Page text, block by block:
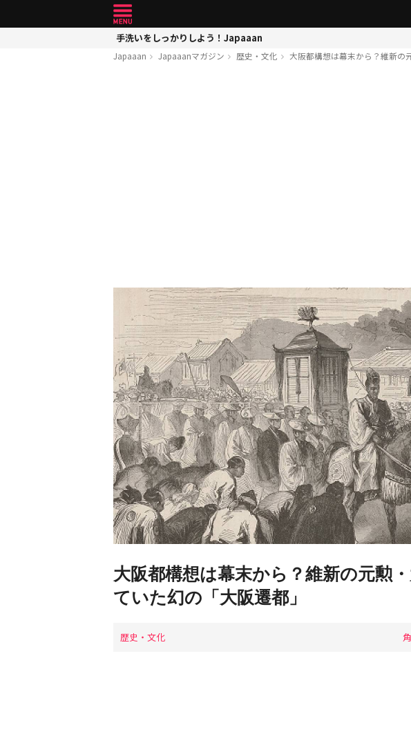
手洗いをしっかりしよう！Japaaan
Japaaan Japaaanマガジン 歴史・文化 大阪都構想は幕末から？維新の
大阪都構想は幕末から？維新の元勲
ていた幻の「大阪遷都」
歴史・文化